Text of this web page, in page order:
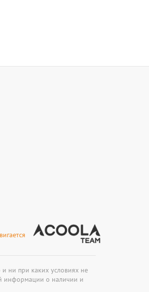
ни при каких условиях не
информации о наличии и